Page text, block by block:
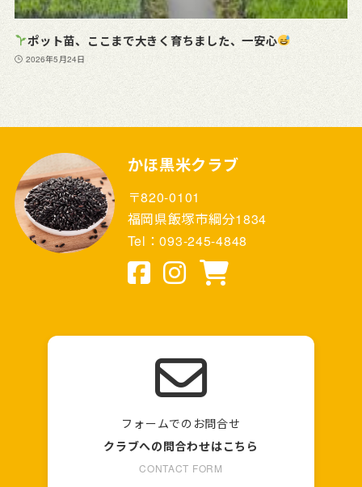
ポット苗、ここまで大きく育ちました、一安心
2026年5月24日
かほ黒米クラブ
〒820-0101
福岡県飯塚市綱分1834
Tel：093-245-4848
フォームでのお問合せ
クラブへの問合わせはこちら
CONTACT FORM